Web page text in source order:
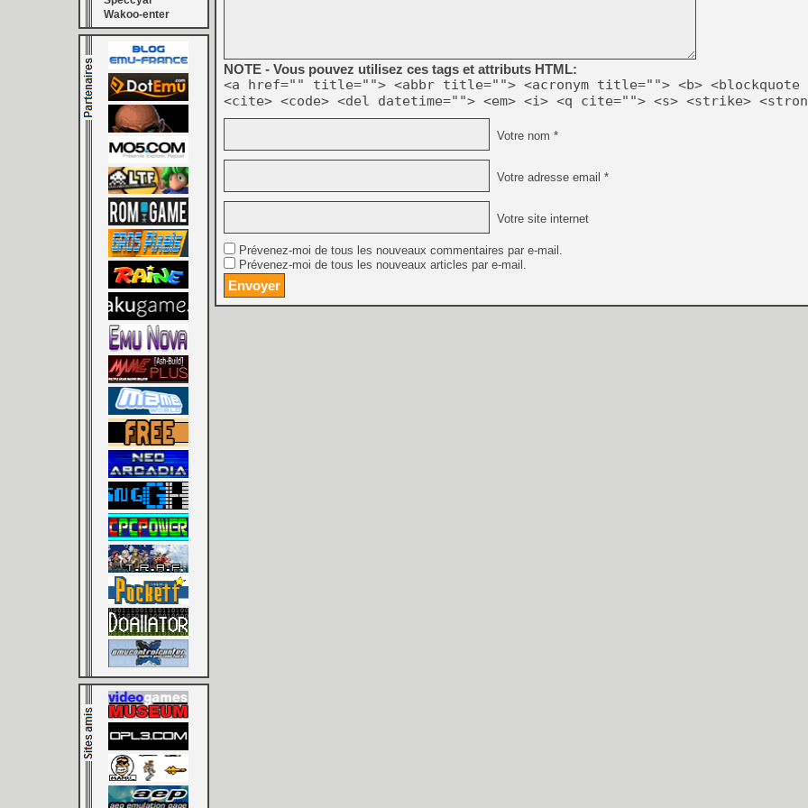
[GK] Capcom relance
[Mo5] Deux inédits du
[GK] Le beat'em up The
[GK] Endless Legend 2 :
[LS] [PS5] Le WebKit
[GK] Oubliez Crazy Taxi,
[LS] [Switch] NSZ 5.0.0
[GK] Bethesda fête les 30
Wakoo-enter
NOTE - Vous pouvez utilisez ces tags et attributs HTML:
<a href="" title=""> <abbr title=""> <acronym title=""> <b> <blockquote
<cite> <code> <del datetime=""> <em> <i> <q cite=""> <s> <strike>
Votre nom *
Votre adresse email *
Votre site internet
Prévenez-moi de tous les nouveaux commentaires par e-mail.
Prévenez-moi de tous les nouveaux articles par e-mail.